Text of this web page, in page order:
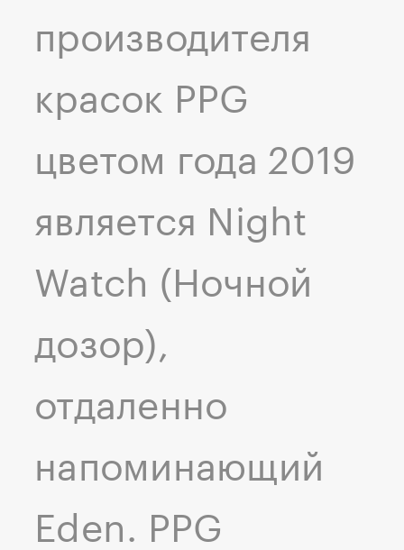
производителя
красок PPG
цветом года 2019
является Night
Watch (Ночной
дозор),
отдаленно
напоминающий
Eden. PPG